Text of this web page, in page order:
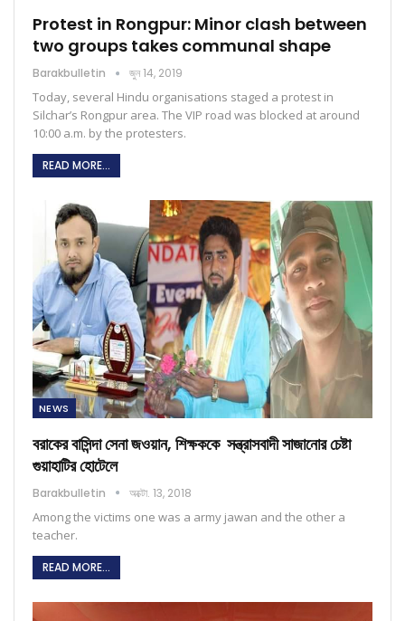
Protest in Rongpur: Minor clash between
two groups takes communal shape
Barakbulletin জুন 14, 2019
Today, several Hindu organisations staged a protest in
Silchar’s Rongpur area. The VIP road was blocked at around
10:00 a.m. by the protesters.
READ MORE...
NEWS
বরাকের বাসিন্দা সেনা জওয়ান, শিক্ষককে সন্ত্রাসবাদী সাজানোর চেষ্টা
গুয়াহাটির হোটেলে
Barakbulletin অক্টো. 13, 2018
Among the victims one was a army jawan and the other a
teacher.
READ MORE...